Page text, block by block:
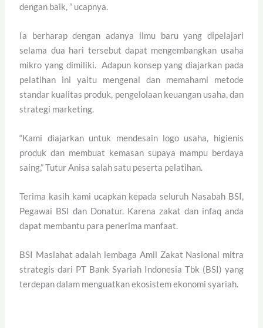
dengan baik, ” ucapnya.
Ia berharap dengan adanya ilmu baru yang dipelajari
selama dua hari tersebut dapat mengembangkan usaha
mikro yang dimiliki. Adapun konsep yang diajarkan pada
pelatihan ini yaitu mengenal dan memahami metode
standar kualitas produk, pengelolaan keuangan usaha, dan
strategi marketing.
“Kami diajarkan untuk mendesain logo usaha, higienis
produk dan membuat kemasan supaya mampu berdaya
saing,” Tutur Anisa salah satu peserta pelatihan.
Terima kasih kami ucapkan kepada seluruh Nasabah BSI,
Pegawai BSI dan Donatur. Karena zakat dan infaq anda
dapat membantu para penerima manfaat.
BSI Maslahat adalah lembaga Amil Zakat Nasional mitra
strategis dari PT Bank Syariah Indonesia Tbk (BSI) yang
terdepan dalam menguatkan ekosistem ekonomi syariah.